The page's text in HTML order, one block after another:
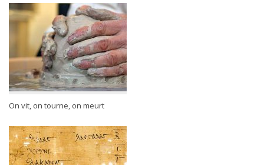
On vit, on tourne, on meurt